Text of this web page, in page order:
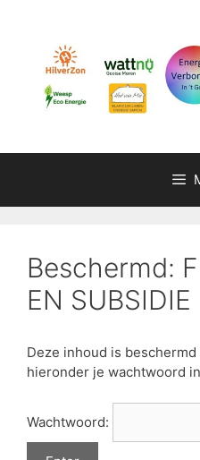
Beschermd:
EN SUBSIDIE
Deze inhoud is
hieronder je wachtwoord
Wachtwoord: